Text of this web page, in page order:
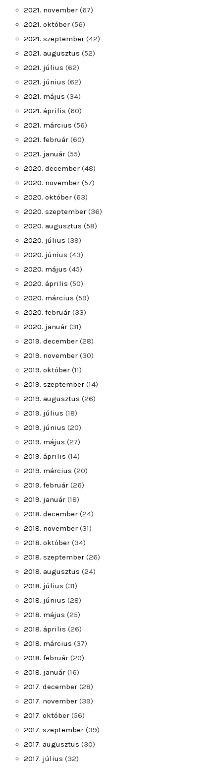
2021. november (67)
2021. október (56)
2021. szeptember (42)
2021. augusztus (52)
2021. július (62)
2021. június (62)
2021. május (34)
2021. április (60)
2021. március (56)
2021. február (60)
2021. január (55)
2020. december (48)
2020. november (57)
2020. október (63)
2020. szeptember (36)
2020. augusztus (58)
2020. július (39)
2020. június (43)
2020. május (45)
2020. április (50)
2020. március (59)
2020. február (33)
2020. január (31)
2019. december (28)
2019. november (30)
2019. október (11)
2019. szeptember (14)
2019. augusztus (26)
2019. július (18)
2019. június (20)
2019. május (27)
2019. április (14)
2019. március (20)
2019. február (26)
2019. január (18)
2018. december (24)
2018. november (31)
2018. október (34)
2018. szeptember (26)
2018. augusztus (24)
2018. július (31)
2018. június (28)
2018. május (25)
2018. április (26)
2018. március (37)
2018. február (20)
2018. január (16)
2017. december (28)
2017. november (39)
2017. október (56)
2017. szeptember (39)
2017. augusztus (30)
2017. július (32)